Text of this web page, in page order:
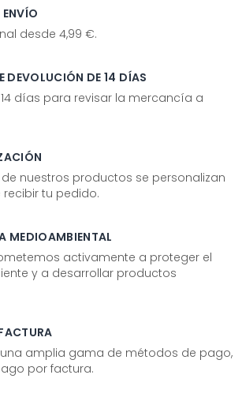
desde 4,99 €.
DEVOLUCIÓN DE 14 DÍAS
días para revisar la mercancía a
nuestros productos se personalizan
tu pedido.
MEDIOAMBIENTAL
activamente a proteger el
y a desarrollar productos
amplia gama de métodos de pago,
por factura.